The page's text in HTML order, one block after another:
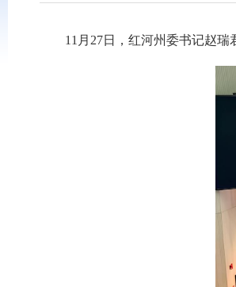
11月27日，红河州委书记赵